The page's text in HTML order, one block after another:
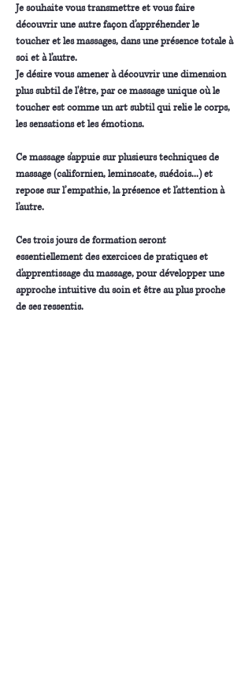
Je souhaite vous transmettre et vous faire
découvrir une autre façon d’appréhender le
toucher et les massages, dans une présence totale à
soi et à l’autre.
Je désire vous amener à découvrir une dimension
plus subtil de l'être, par ce massage unique où le
toucher est comme un art subtil qui relie le corps,
les sensations et les émotions.
Ce massage s’appuie sur plusieurs techniques de
massage (californien, leminscate, suédois...) et
repose sur l’empathie, la présence et l’attention à
l’autre.
Ces trois jours de formation seront
essentiellement des exercices de pratiques et
d'apprentissage du massage, pour développer une
approche intuitive du soin et être au plus proche
de ses ressentis.